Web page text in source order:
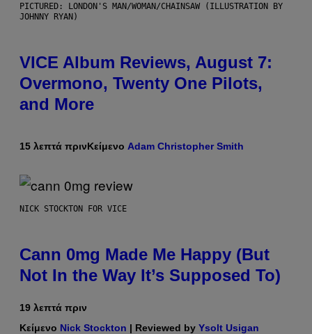
PICTURED: LONDON'S MAN/WOMAN/CHAINSAW (ILLUSTRATION BY
JOHNNY RYAN)
VICE Album Reviews, August 7:
Overmono, Twenty One Pilots,
and More
15 λεπτά πρινΚείμενο Adam Christopher Smith
NICK STOCKTON FOR VICE
Cann 0mg Made Me Happy (But
Not In the Way It’s Supposed To)
19 λεπτά πριν
Κείμενο Nick Stockton | Reviewed by Ysolt Usigan